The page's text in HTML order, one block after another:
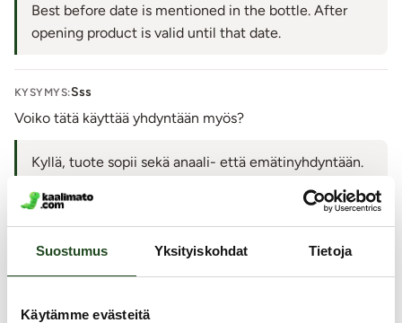
Suostumus Yksityiskohdat Tietoja
Käytämme evästeitä
Best before date is mentioned in the bottle. After
opening product is valid until that date.
KYSYMYS:Sss
Voiko tätä käyttää yhdyntään myös?
Kyllä, tuote sopii sekä anaali- että emätinyhdyntään.
Jätä arvostelu tai kysy!